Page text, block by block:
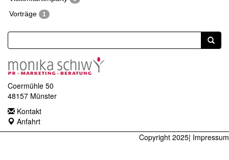
Vorträge 1
Coermühle 50
48157 Münster
Kontakt
Anfahrt
Copyright 2025| Impressum